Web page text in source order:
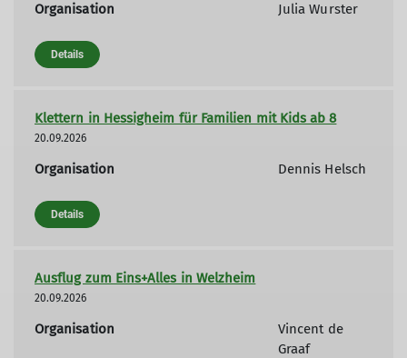
Organisation Julia Wurster
Details
Klettern in Hessigheim für Familien mit Kids ab 8
20.09.2026
Organisation Dennis Helsch
Details
Ausflug zum Eins+Alles in Welzheim
20.09.2026
Organisation
Vincent de
Graaf